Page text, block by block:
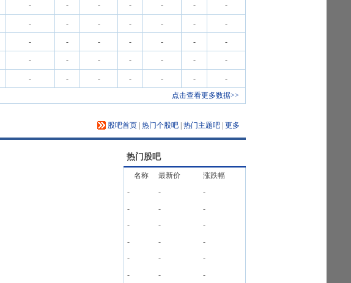
- - - - - - -
- - - - - - -
- - - - - - -
- - - - - - -
- - - - - -
-
点击查看更多数据>>
股吧首页 热门个股吧 热门主题吧 更多
热门股吧
名称 最新价
涨跌幅
-
-
-
-
-
-
-
-
-
-
-
-
-
-
-
-
-
-